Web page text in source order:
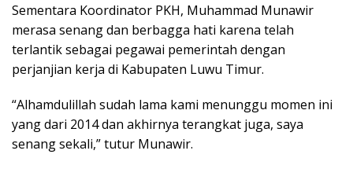
Sementara Koordinator PKH, Muhammad Munawir
merasa senang dan berbagga hati karena telah
terlantik sebagai pegawai pemerintah dengan
perjanjian kerja di Kabupaten Luwu Timur.
“Alhamdulillah sudah lama kami menunggu momen ini
yang dari 2014 dan akhirnya terangkat juga, saya
senang sekali,” tutur Munawir.